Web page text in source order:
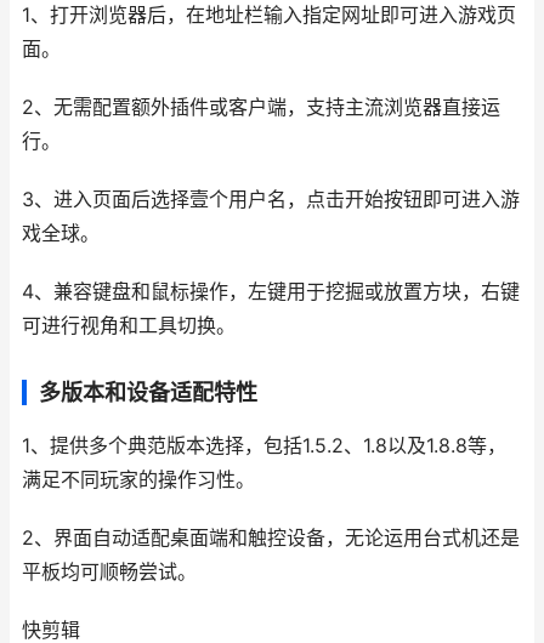
1、打开浏览器后，在地址栏输入指定网址即可进入游戏页
面。
2、无需配置额外插件或客户端，支持主流浏览器直接运
行。
3、进入页面后选择壹个用户名，点击开始按钮即可进入游
戏全球。
4、兼容键盘和鼠标操作，左键用于挖掘或放置方块，右键
可进行视角和工具切换。
多版本和设备适配特性
1、提供多个典范版本选择，包括1.5.2、1.8以及1.8.8等，
满足不同玩家的操作习性。
2、界面自动适配桌面端和触控设备，无论运用台式机还是
平板均可顺畅尝试。
快剪辑